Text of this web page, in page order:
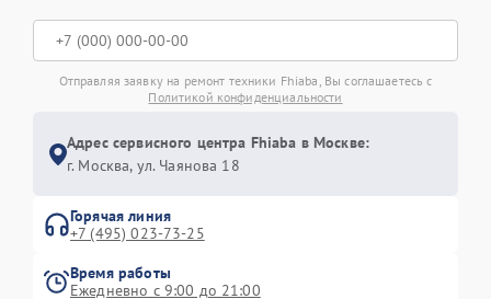
Отправляя заявку на ремонт техники Fhiaba, Вы соглашаетесь с
Политикой конфиденциальности
Адрес сервисного центра Fhiaba в Москве:
г. Москва, ул. Чаянова 18
Горячая линия
+7 (495) 023-73-25
Время работы
Ежедневно с 9:00 до 21:00